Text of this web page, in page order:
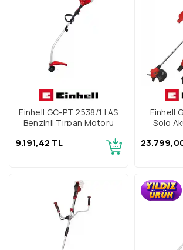
Einhell GC-PT 2538/1 I AS
Benzinli Tırpan Motoru
9.191,42 TL
Einhell
Solo